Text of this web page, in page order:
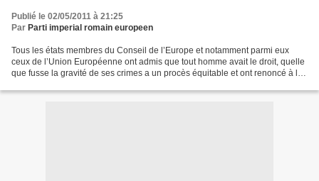
Uni- OTAN-Tribunal Pénal International- Etats
Unis d’Amérique
Publié le 02/05/2011 à 21:25
Par Parti imperial romain europeen
Tous les états membres du Conseil de l’Europe et notamment parmi eux
ceux de l’Union Européenne ont admis que tout homme avait le droit, quelle
que fusse la gravité de ses crimes a un procès équitable et ont renoncé à la